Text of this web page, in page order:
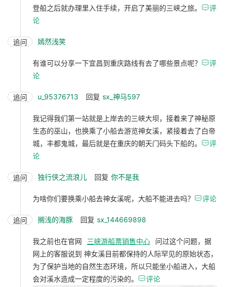
登船之后就办理里入住手续，开启了美丽的三峡之旅。 评
论
追问 嫣然浅笑
有谁可以分享一下宜昌到重庆路线有去了哪些景点呢？ 评
论
追问 u_95376713 回复 sx_神马597
我记得我们第一站就是上岸去的三峡大坝，接着来了神秘原
生态的巫山，也换乘了小船去游览神女溪，紧接着去了白帝
城，丰都鬼城，最后就是在重庆的朝天门码头下船的。 评
论
追问 独行侠之流浪儿 回复 你不是我
为啥你们要换乘小船去神女溪呢，大船不能进去吗？ 评论
追问 搁浅的海豚 回复 sx_144669898
我之前也在官网 三峡游船票销售中心
问过这个问题，据
网上的客服说到 神女溪目前都保持的人际罕见的原始状态，
为了保护当地的自然生态环境，所以只能坐小船进入，大船
会对溪水造成一定程度的污染的。 评论